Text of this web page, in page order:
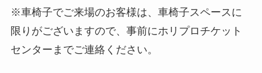
※車椅子でご来場のお客様は、車椅子スペースに
限りがございますので、事前にホリプロチケット
センターまでご連絡ください。